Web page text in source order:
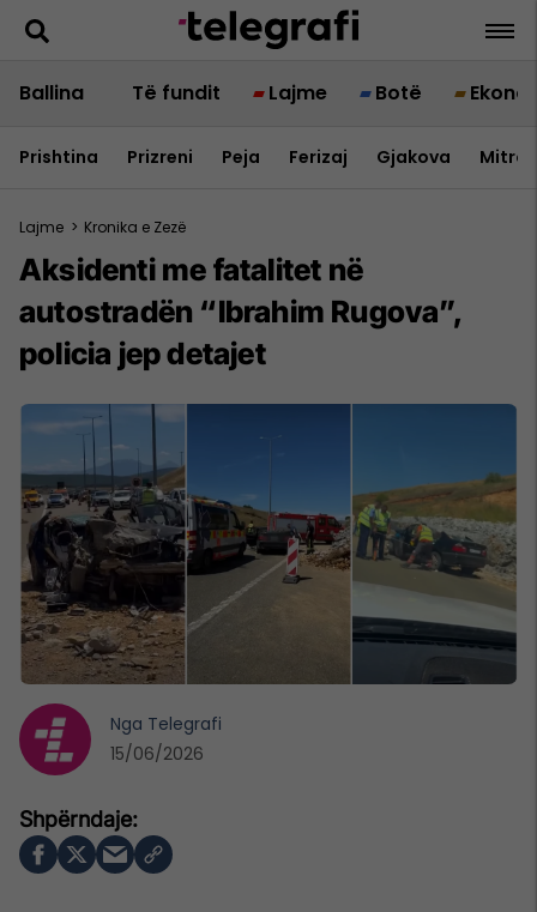
Ballina Të fundit Lajme Botë
Prishtina Prizreni Peja Ferizaj Gjakova
Lajme > Kronika e Zezë
Aksidenti me fatalitet në
autostradën “Ibrahim Rugova”,
policia jep detajet
Nga Telegrafi
15/06/2026